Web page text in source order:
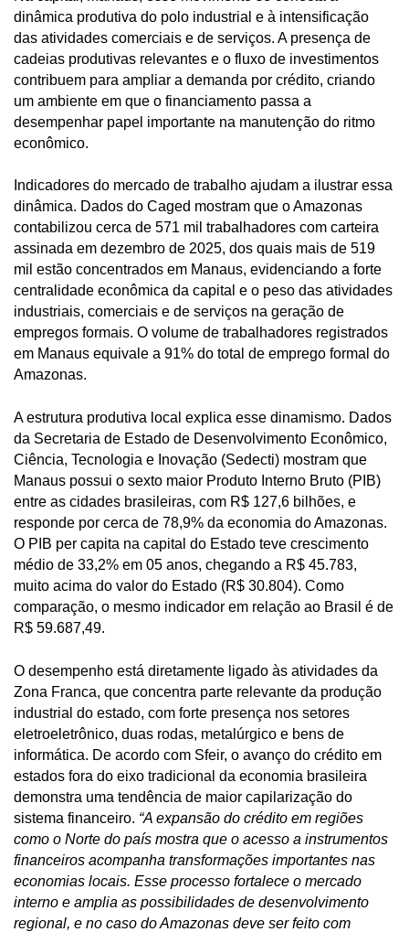
dinâmica produtiva do polo industrial e à intensificação
das atividades comerciais e de serviços. A presença de
cadeias produtivas relevantes e o fluxo de investimentos
contribuem para ampliar a demanda por crédito, criando
um ambiente em que o financiamento passa a
desempenhar papel importante na manutenção do ritmo
econômico.
Indicadores do mercado de trabalho ajudam a ilustrar essa
dinâmica. Dados do Caged mostram que o Amazonas
contabilizou cerca de 571 mil trabalhadores com carteira
assinada em dezembro de 2025, dos quais mais de 519
mil estão concentrados em Manaus, evidenciando a forte
centralidade econômica da capital e o peso das atividades
industriais, comerciais e de serviços na geração de
empregos formais. O volume de trabalhadores registrados
em Manaus equivale a 91% do total de emprego formal do
Amazonas.
A estrutura produtiva local explica esse dinamismo. Dados
da Secretaria de Estado de Desenvolvimento Econômico,
Ciência, Tecnologia e Inovação (Sedecti) mostram que
Manaus possui o sexto maior Produto Interno Bruto (PIB)
entre as cidades brasileiras, com R$ 127,6 bilhões, e
responde por cerca de 78,9% da economia do Amazonas.
O PIB per capita na capital do Estado teve crescimento
médio de 33,2% em 05 anos, chegando a R$ 45.783,
muito acima do valor do Estado (R$ 30.804). Como
comparação, o mesmo indicador em relação ao Brasil é de
R$ 59.687,49.
O desempenho está diretamente ligado às atividades da
Zona Franca, que concentra parte relevante da produção
industrial do estado, com forte presença nos setores
eletroeletrônico, duas rodas, metalúrgico e bens de
informática. De acordo com Sfeir, o avanço do crédito em
estados fora do eixo tradicional da economia brasileira
demonstra uma tendência de maior capilarização do
sistema financeiro. “A expansão do crédito em regiões
como o Norte do país mostra que o acesso a instrumentos
financeiros acompanha transformações importantes nas
economias locais. Esse processo fortalece o mercado
interno e amplia as possibilidades de desenvolvimento
regional, e no caso do Amazonas deve ser feito com